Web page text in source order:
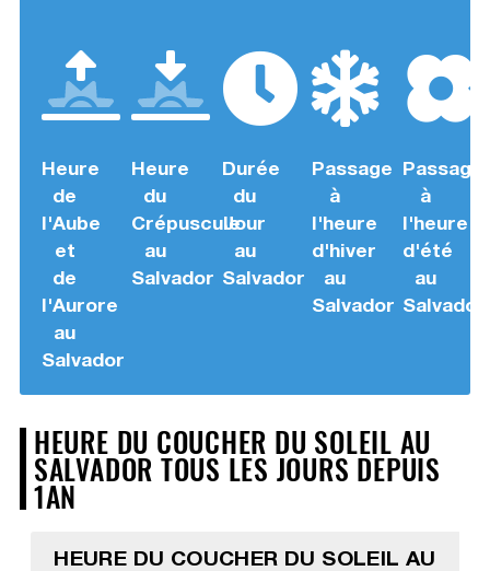
Heure
de
l'Aube
et
de
l'Aurore
au
Salvador
Heure
du
Crépuscule
au
Salvador
Durée
du
Jour
au
Salvador
Passage
à
l'heure
d'hiver
au
Salvador
Passage
à
l'heure
d'été
au
Salvador
HEURE DU COUCHER DU SOLEIL AU
SALVADOR TOUS LES JOURS DEPUIS
1AN
HEURE DU COUCHER DU SOLEIL AU